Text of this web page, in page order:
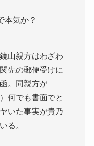
本気か？
山親方はわざわ
先の郵便受けに
。同親方が
何でも書面でと
いた事実が貴乃
る。